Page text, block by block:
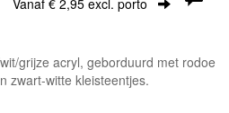
Vanaf € 2,95 excl. porto
grijze acryl, geborduurd met rodoe
zwart-witte kleisteentjes.